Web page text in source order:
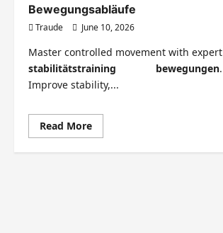
Bewegungsabläufe
Traude June 10, 2026
Master controlled movement with expert
stabilitätstraining bewegungen.
Improve stability,...
Read MoreRead
more
Stabilitätstraining